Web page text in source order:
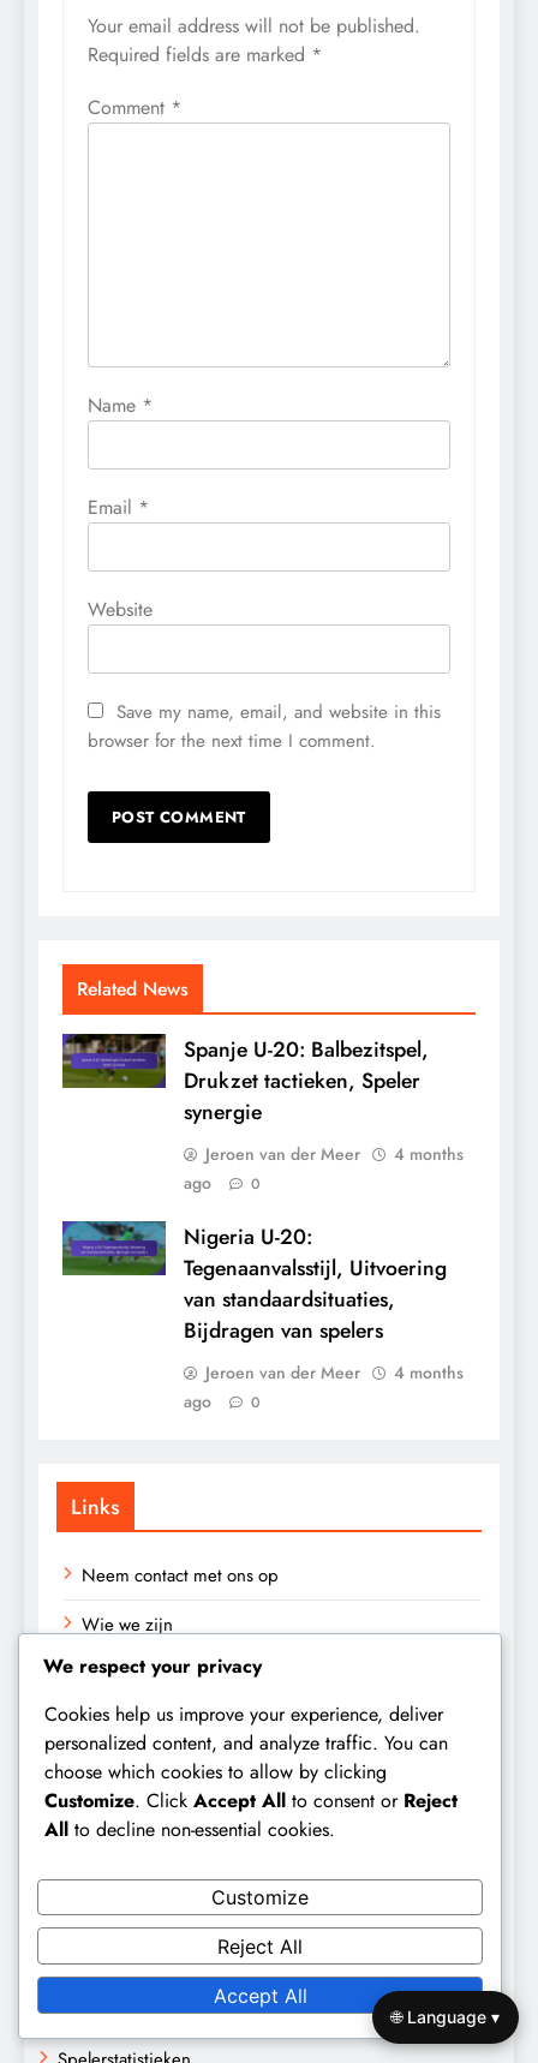
Your email address will not be published.
Required fields are marked *
Comment *
Name *
Email *
Website
Save my name, email, and website in this
browser for the next time I comment.
Related News
Spanje U-20: Balbezitspel,
Drukzet tactieken, Speler
synergie
Jeroen van der Meer
4 months
ago
0
Nigeria U-20:
Tegenaanvalsstijl, Uitvoering
van standaardsituaties,
Bijdragen van spelers
Jeroen van der Meer
4 months
ago
0
Links
Neem contact met ons op
Wie we zijn
Blogarchief
Zoeken
Search
for:
Matchstrategie-analyse
We respect your privacy
Cookies help us improve your experience, deliver
personalized content, and analyze traffic. You can
choose which cookies to allow by clicking
Customize. Click Accept All to consent or Reject
All to decline non-essential cookies.
Customize
Reject All
Accept All
🌐 Language ▾